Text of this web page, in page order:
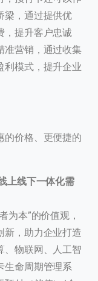
梁，通过提供优
，提升客户忠诚
准营销，通过收集
利模式，提升企业
的价格、更便捷的
上线下一体化需
为本”的价值观，
新，助力企业打造
、物联网、人工智
生命周期管理系